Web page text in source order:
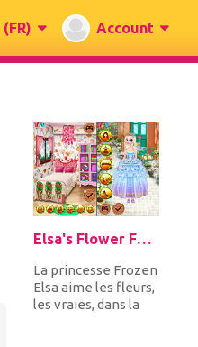
(FR) Account
Elsa's Flower Fashion
La princesse Frozen
Elsa aime les fleurs,
les vraies, dans la